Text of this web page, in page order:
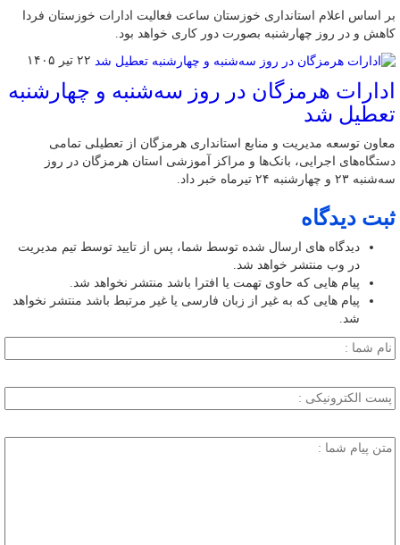
بر اساس اعلام استانداری خوزستان ساعت فعالیت ادارات خوزستان فردا
کاهش و در روز چهارشنبه بصورت دور کاری خواهد بود.
۲۲ تیر ۱۴۰۵
ادارات هرمزگان در روز سه‌شنبه و چهارشنبه
تعطیل شد
معاون توسعه مدیریت و منابع استانداری هرمزگان از تعطیلی تمامی
دستگاه‌های اجرایی، بانک‌ها و مراکز آموزشی استان هرمزگان در روز
سه‌شنبه ۲۳ و چهارشنبه ۲۴ تیرماه خبر داد.
ثبت دیدگاه
دیدگاه های ارسال شده توسط شما، پس از تایید توسط تیم مدیریت
در وب منتشر خواهد شد.
پیام هایی که حاوی تهمت یا افترا باشد منتشر نخواهد شد.
پیام هایی که به غیر از زبان فارسی یا غیر مرتبط باشد منتشر نخواهد
شد.